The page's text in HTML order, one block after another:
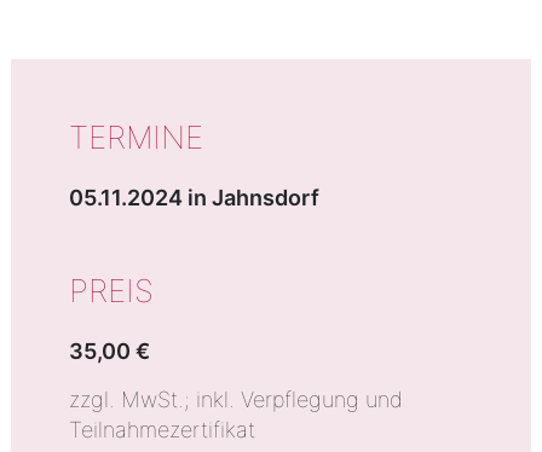
TERMINE
05.11.2024 in Jahnsdorf
PREIS
35,00 €
zzgl. MwSt.; inkl. Verpflegung und
Teilnahmezertifikat